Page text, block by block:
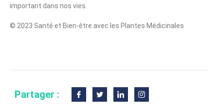
important dans nos vies.
© 2023 Santé et Bien-être avec les Plantes Médicinales
Partager :